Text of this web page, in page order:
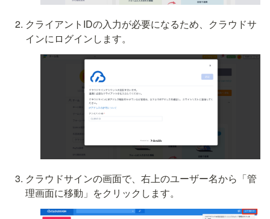
クライアントIDの入力が必要になるため、クラウドサ
インにログインします。
クラウドサインの画面で、右上のユーザー名から「管
理画面に移動」をクリックします。